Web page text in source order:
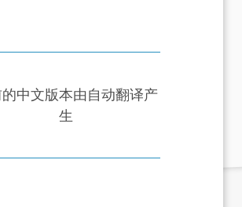
的中文版本由自动翻译产
生